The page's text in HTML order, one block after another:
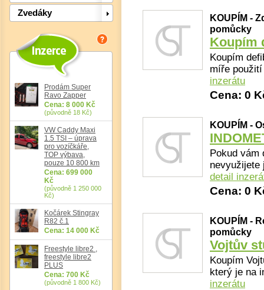
Zvedáky
Prodám Super
Ravo Zapper
Cena: 8 000 Kč
(původně 18 Kč)
VW Caddy Maxi
1.5 TSI – úprava
pro vozíčkáře,
TOP výbava,
pouze 10 800 km
Cena: 699 000
Kč
(původně 1 250 000
Kč)
Kočárek Stingray
R82 č.1
Cena: 14 000 Kč
Freestyle libre2 ,
freestyle libre2
PLUS
Cena: 700 Kč
(původně 1 800 Kč)
KOUPÍM -
pomůcky
Koupím
Koupím
míře
inzerátu
Cena: 0
KOUPÍM -
Pokud vám
nevyužijete
detail
Cena: 0
KOUPÍM -
pomůcky
Vojtův
Koupím
který je na
inzerátu